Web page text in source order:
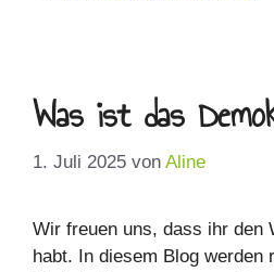
Was ist das
1. Juli 2025 von Aline
Wir freuen uns, dass ihr den
habt. In diesem Blog werden